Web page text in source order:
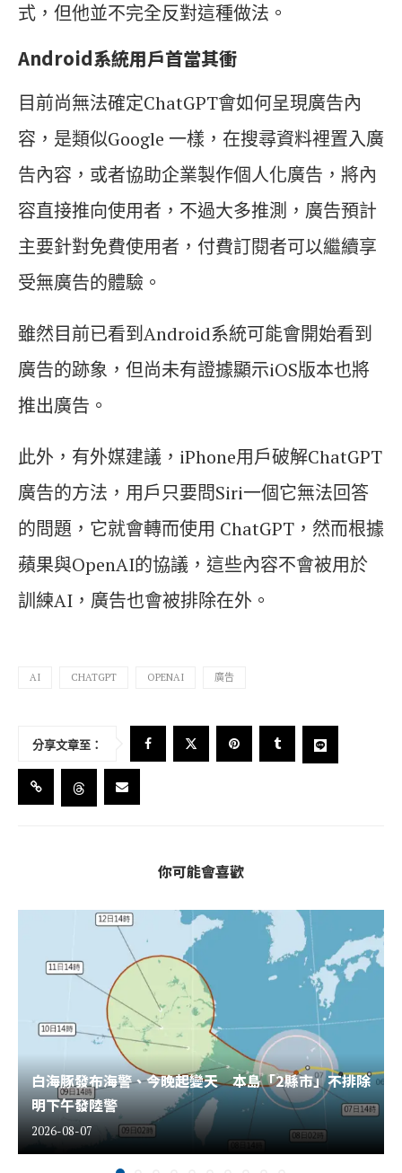
式，但他並不完全反對這種做法。
Android系統用戶首當其衝
目前尚無法確定ChatGPT會如何呈現廣告內
容，是類似Google 一樣，在搜尋資料裡置入廣
告內容，或者協助企業製作個人化廣告，將內
容直接推向使用者，不過大多推測，廣告預計
主要針對免費使用者，付費訂閱者可以繼續享
受無廣告的體驗。
雖然目前已看到Android系統可能會開始看到
廣告的跡象，但尚未有證據顯示iOS版本也將
推出廣告。
此外，有外媒建議，iPhone用戶破解ChatGPT
廣告的方法，用戶只要問Siri一個它無法回答
的問題，它就會轉而使用 ChatGPT，然而根據
蘋果與OpenAI的協議，這些內容不會被用於
訓練AI，廣告也會被排除在外。
AI CHATGPT OPENAI 廣告
分享文章至：
你可能會喜歡
白海豚發布海警、今晚起變天 本島「2縣市」不排除
明下午發陸警
2026-08-07